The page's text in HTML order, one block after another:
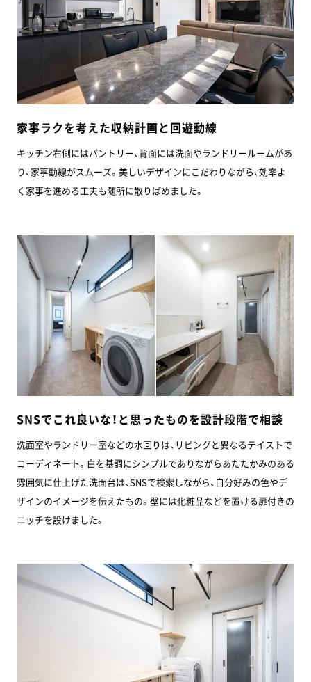
家事ラクを考えた収納計画と回遊動線
キッチン右側にはパントリー、背面には洗面やランドリールームがあ
り、家事動線がスムーズ。美しいデザインにこだわりながら、効率よ
く家事を進める工夫も随所に散りばめました。
SNSでこれ良いな！と思ったものを設計段階で相談
洗面室やランドリー室などの水回りは、リビングと異なるテイストで
コーディネート。白を基調にシンプルでありながらあたたかみのある
雰囲気に仕上げた洗面台は、SNSで検索しながら、自分好みの色やデ
ザインのイメージを伝えたもの。壁には化粧品などを置ける扉付きの
ニッチを設けました。